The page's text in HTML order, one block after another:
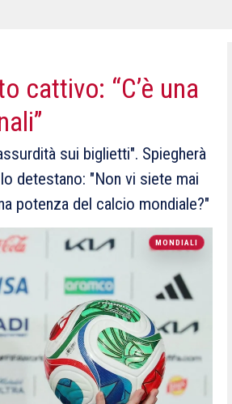
cattivo: “C’è una
sui biglietti". Spiegherà
detestano: "Non vi siete mai
potenza del calcio mondiale?"
MONDIALI